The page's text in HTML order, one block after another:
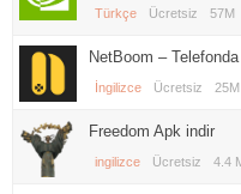
Türkçe Ücretsiz 57M
NetBoom –
İngilizce Ücretsiz 25M
Freedom Apk indir
ingilizce Ücretsiz 4.4